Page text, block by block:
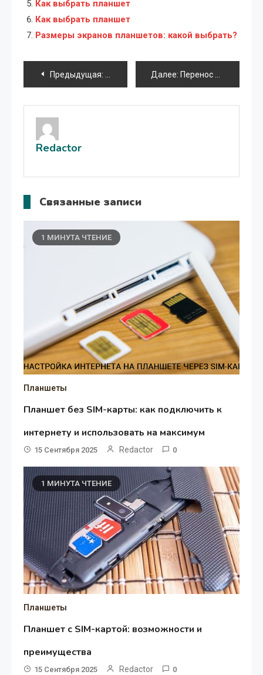
Как выбрать планшет
Как выбрать планшет
Размеры экранов планшетов: какой выбрать?
Навигация
по
записям
Предыдущая: Лучшие приложения для смартфонов
Далее: Перенос операционной системы с ноутбука на компьютер
Redactor
Связанные записи
1 МИНУТА ЧТЕНИЕ
Планшеты
Планшет без SIM-карты: как подключить к
интернету и использовать на максимум
15 Сентября 2025 Redactor 0
1 МИНУТА ЧТЕНИЕ
Планшеты
Планшет с SIM-картой: возможности и
преимущества
15 Сентября 2025 Redactor 0